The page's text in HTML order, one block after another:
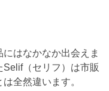
はなかなか出会えま
（セリフ）は市販
全然違います。